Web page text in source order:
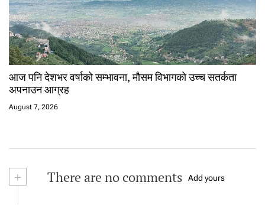
आज पनि देशभर वर्षाको सम्भावना, मौसम विभागको उच्च सतर्कता
अपनाउन आग्रह
August 7, 2026
+ There are no comments Add yours